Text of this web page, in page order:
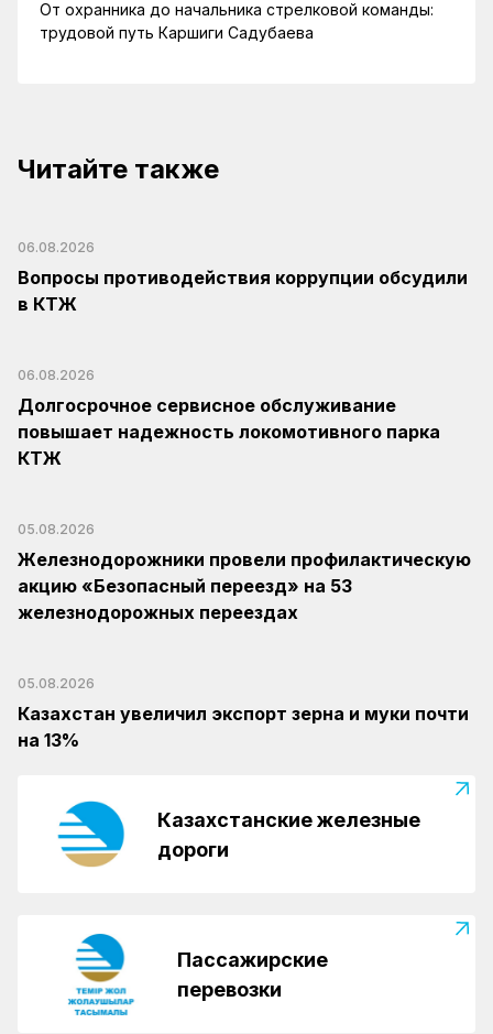
От охранника до начальника стрелковой команды:
трудовой путь Каршиги Садубаева
Читайте также
06.08.2026
Вопросы противодействия коррупции обсудили
в КТЖ
06.08.2026
Долгосрочное сервисное обслуживание
повышает надежность локомотивного парка
КТЖ
05.08.2026
Железнодорожники провели профилактическую
акцию «Безопасный переезд» на 53
железнодорожных переездах
05.08.2026
Казахстан увеличил экспорт зерна и муки почти
на 13%
Казахстанские железные
дороги
Пассажирские
перевозки